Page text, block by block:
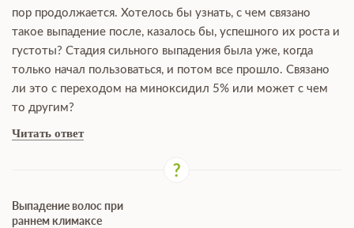
пор продолжается. Хотелось бы узнать, с чем связано
такое выпадение после, казалось бы, успешного их роста и
густоты? Стадия сильного выпадения была уже, когда
только начал пользоваться, и потом все прошло. Связано
ли это с переходом на миноксидил 5% или может с чем
то другим?
Читать ответ
Выпадение волос при
раннем климаксе